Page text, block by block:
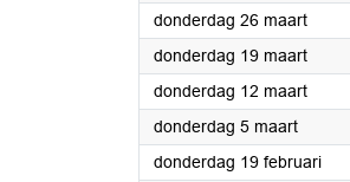
donderdag 26 maart2026
donderdag 19 maart2026
donderdag 12 maart2026
donderdag 5 maart2026
donderdag 19 februari2026